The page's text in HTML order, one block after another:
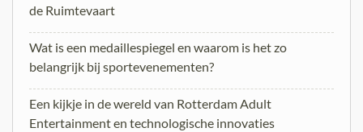
de Ruimtevaart
Wat is een medaillespiegel en waarom is het zo
belangrijk bij sportevenementen?
Een kijkje in de wereld van Rotterdam Adult
Entertainment en technologische innovaties